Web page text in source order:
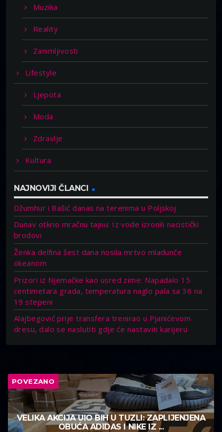
Muzika
Reality
Zanimljivosti
Lifestyle
Ljepota
Moda
Zdravlje
Kultura
NAJNOVIJI ČLANCI
Džumhur i Bašić danas na terenima u Poljskoj
Dunav otkrio mračnu tajnu: Iz vode izronili nacistički
brodovi
Ženka delfina šest dana nosila mrtvo mladunče
okeanom
Prizori iz Njemačke kao usred zime: Napadalo 15
centimetara grada, temperatura naglo pala sa 36 na
19 stepeni
Alajbegović prije transfera trenirao u Pjanićevom
dresu, dalo se naslutiti gdje će nastaviti karijeru
POVEZANO
VELIKA AKCIJA UIO BIH U TUZLI: ZAPLIJENJENA
OBUĆA ADIDAS I NIKE IZ ...